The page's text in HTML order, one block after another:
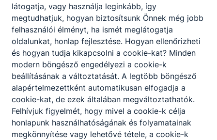
Alapítvány
Köszönjük a 2025-ös támogatást!
Kérjük, hogy az adóbevallásnál
adójuk 1%-át iskolánk
látogatja, vagy használja leginkább, így
megtudhatjuk, hogyan biztosítsunk Önnek még jobb
felhasználói élményt, ha ismét meglátogatja
oldalunkat, honlap fejlesztése. Hogyan ellenőrizheti
és hogyan tudja kikapcsolni a cookie-kat? Minden
modern böngésző engedélyezi a cookie-k
beállításának a változtatását. A legtöbb böngésző
alapértelmezettként automatikusan elfogadja a
cookie-kat, de ezek általában megváltoztathatók.
Felhívjuk figyelmét, hogy mivel a cookie-k célja
honlapunk használhatóságának és folyamatainak
megkönnyítése vagy lehetővé tétele, a cookie-k